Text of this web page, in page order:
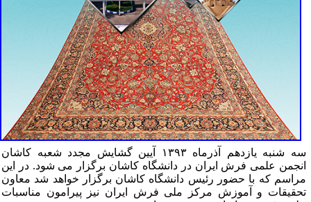
سه شنبه یازدهم آذرماه ۱۳۹۳ آیین گشایش مجدد شعبه کاشان
علمی فرش ایران در دانشگاه کاشان برگزار می شود. در این
که با حضور رئیس دانشگاه کاشان برگزار خواهد شد معاون
و آموزش مرکز ملی فرش ایران نیز پیرامون مناسبات